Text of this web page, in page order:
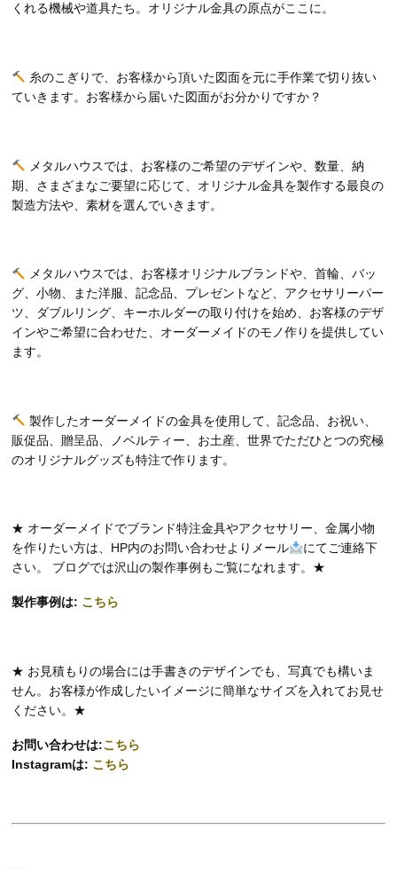
くれる機械や道具たち。オリジナル金具の原点がここに。
糸のこぎりで、お客様から頂いた図面を元に手作業で切り抜い
ていきます。お客様から届いた図面がお分かりですか？
メタルハウスでは、お客様のご希望のデザインや、数量、納
期、さまざまなご要望に応じて、オリジナル金具を製作する最良の
製造方法や、素材を選んでいきます。
メタルハウスでは、お客様オリジナルブランドや、首輪、バッ
グ、小物、また洋服、記念品、プレゼントなど、アクセサリーパー
ツ、ダブルリング、キーホルダーの取り付けを始め、お客様のデザ
インやご希望に合わせた、オーダーメイドのモノ作りを提供してい
ます。
製作したオーダーメイドの金具を使用して、記念品、お祝い、
販促品、贈呈品、ノベルティー、お土産、世界でただひとつの究極
のオリジナルグッズも特注で作ります。
★ オーダーメイドでブランド特注金具やアクセサリー、金属小物
を作りたい方は、HP内のお問い合わせよりメール
にてご連絡下
さい。 ブログでは沢山の製作事例もご覧になれます。★
製作事例は: こちら
★ お見積もりの場合には手書きのデザインでも、写真でも構いま
せん。お客様が作成したいイメージに簡単なサイズを入れてお見せ
ください。★
お問い合わせは:こちら
Instagramは: こちら